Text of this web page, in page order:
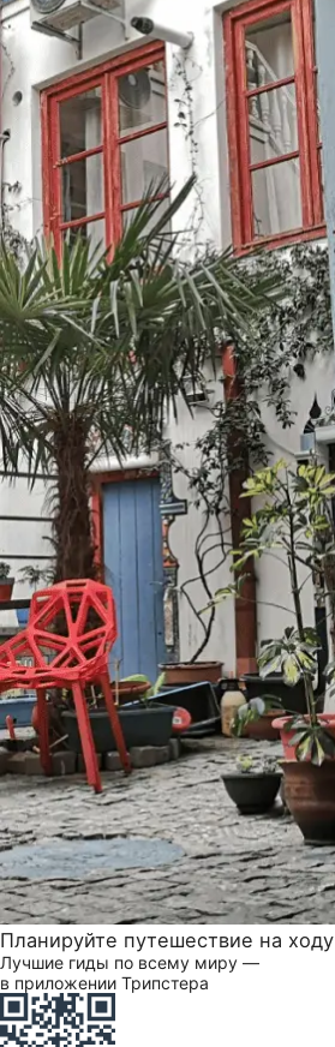
Планируйте путешествие на ходу
Лучшие гиды по всему миру —
в приложении Трипстера